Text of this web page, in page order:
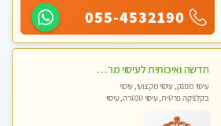
055-4532190
חדשה ואיכותית לעיסוי מרגיע ומפנק VIP-מומלץ לחלוטין! פרטי! ​​​​​​ Highly recommended
עיסוי מפנק, עיסוי מקצועי, עיסוי
בקלניקה פרטית, עיסוי טנטרה, עיסוי